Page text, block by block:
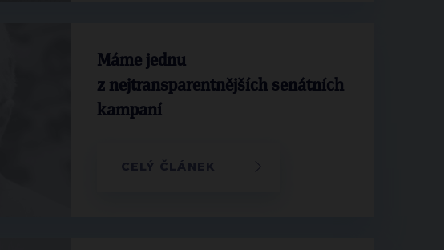
Máme jednu
z nejtransparentnějších senátních
kampaní
CELÝ ČLÁNEK